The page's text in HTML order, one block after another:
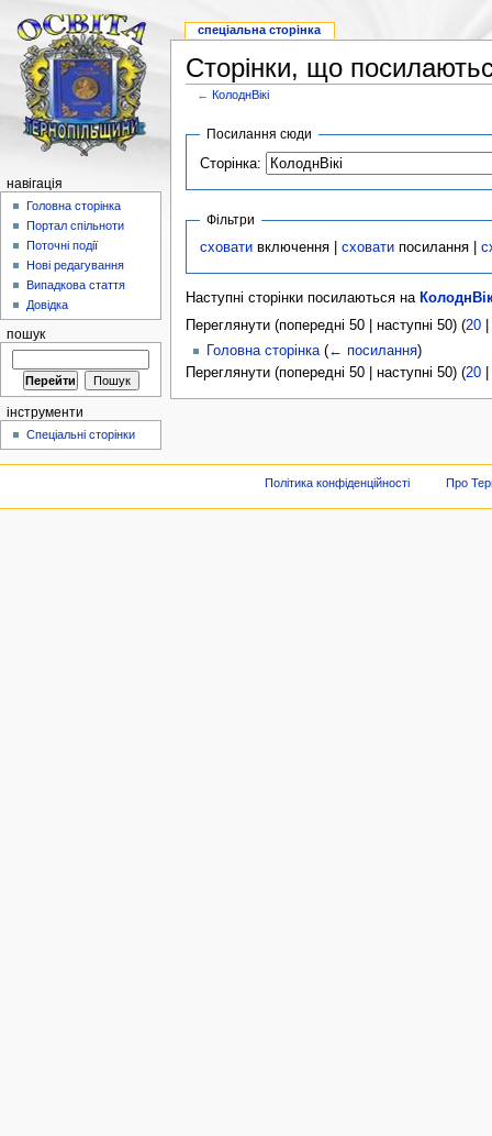
Сторінки, що
←КолоднВікі
Посилання сюди
Сторінка:
Фільтри
сховати включення |сховати посилання |
Наступні сторінки посилаються на
Переглянути (попередні 50 | наступні 50) (20|
Головна сторінка (← посилання)
Переглянути (попередні 50 | наступні 50) (20|
спеціальна сторінка
навігація
Головна сторінка
Портал спільноти
Поточні події
Нові редагування
Випадкова стаття
Довідка
пошук
інструменти
Спеціальні сторінки
Політика конфіденційності Про